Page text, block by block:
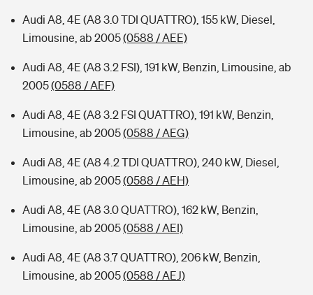
Audi A8, 4E (A8 3.0 TDI QUATTRO), 155 kW, Diesel,
Limousine, ab 2005(0588 / AEE)
Audi A8, 4E (A8 3.2 FSI), 191 kW, Benzin, Limousine, ab
2005(0588 / AEF)
Audi A8, 4E (A8 3.2 FSI QUATTRO), 191 kW, Benzin,
Limousine, ab 2005(0588 / AEG)
Audi A8, 4E (A8 4.2 TDI QUATTRO), 240 kW, Diesel,
Limousine, ab 2005(0588 / AEH)
Audi A8, 4E (A8 3.0 QUATTRO), 162 kW, Benzin,
Limousine, ab 2005(0588 / AEI)
Audi A8, 4E (A8 3.7 QUATTRO), 206 kW, Benzin,
Limousine, ab 2005(0588 / AEJ)